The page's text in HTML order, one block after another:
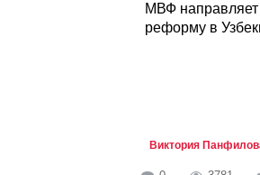
МВФ
реформу в
Виктория